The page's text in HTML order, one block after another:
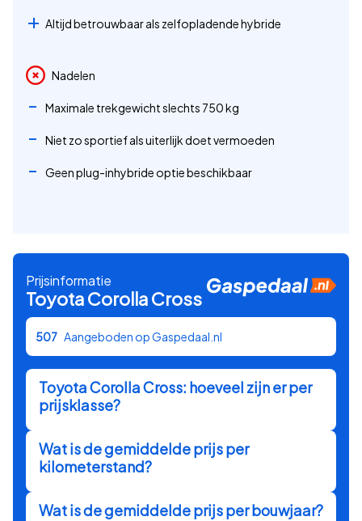
Altijd betrouwbaar als zelfopladende hybride
Nadelen
Maximale trekgewicht slechts 750 kg
Niet zo sportief als uiterlijk doet vermoeden
Geen plug-inhybride optie beschikbaar
Prijsinformatie
ToyotaCorolla Cross
507 Aangeboden op Gaspedaal.nl
ToyotaCorolla Cross: hoeveel zijn er per
prijsklasse?
Wat is de gemiddelde prijs per
kilometerstand?
Wat is de gemiddelde prijs per bouwjaar?